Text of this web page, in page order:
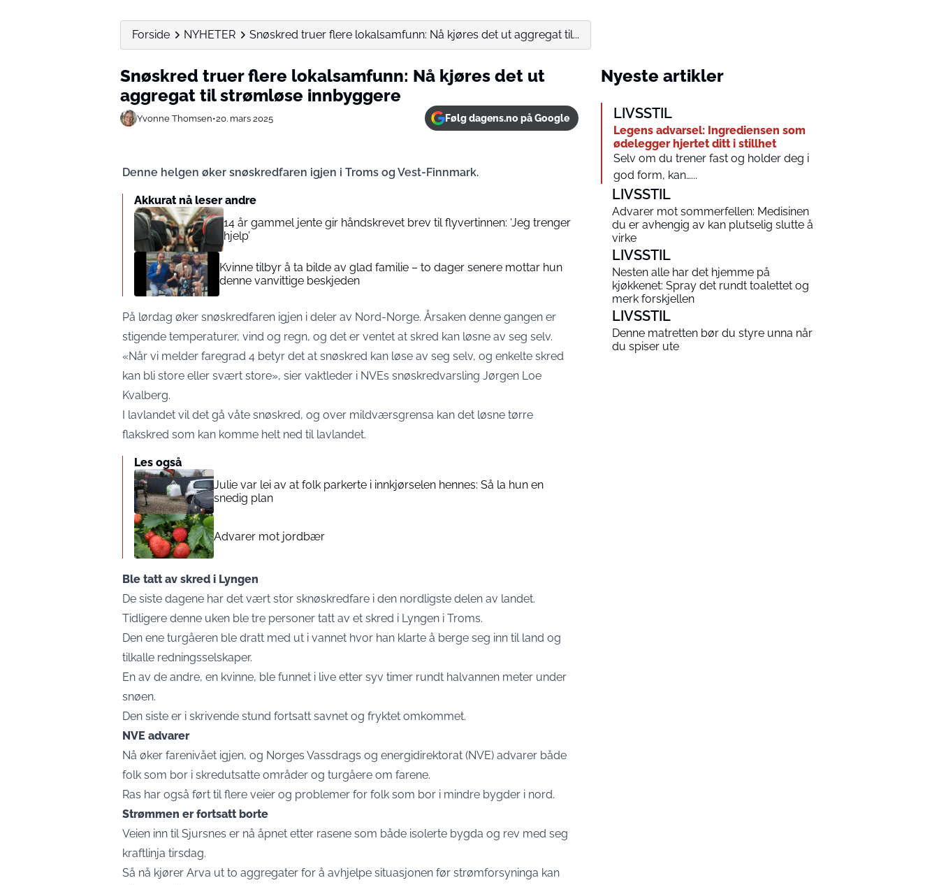
Forside NYHETER Snøskred truer flere lokalsamfunn: Nå kjøres det ut aggregat til...
Snøskred truer flere lokalsamfunn: Nå kjøres det ut
aggregat til strømløse innbyggere
Yvonne Thomsen•20. mars 2025 Følg dagens.no på Google
Denne helgen øker snøskredfaren igjen i Troms og Vest-Finnmark.
Akkurat nå leser andre
14 år gammel jente gir håndskrevet brev til flyvertinnen: ‘Jeg trenger
hjelp’
Kvinne tilbyr å ta bilde av glad familie – to dager senere mottar hun
denne vanvittige beskjeden
På lørdag øker snøskredfaren igjen i deler av Nord-Norge. Årsaken denne gangen er
stigende temperaturer, vind og regn, og det er ventet at skred kan løsne av seg selv.
«Når vi melder faregrad 4 betyr det at snøskred kan løse av seg selv, og enkelte skred
kan bli store eller svært store», sier vaktleder i NVEs snøskredvarsling Jørgen Loe
Kvalberg.
I lavlandet vil det gå våte snøskred, og over mildværsgrensa kan det løsne tørre
flakskred som kan komme helt ned til lavlandet.
Les også
Julie var lei av at folk parkerte i innkjørselen hennes: Så la hun en
snedig plan
Advarer mot jordbær
Ble tatt av skred i Lyngen
De siste dagene har det vært stor sknøskredfare i den nordligste delen av landet.
Tidligere denne uken ble tre personer tatt av et skred i Lyngen i Troms.
Den ene turgåeren ble dratt med ut i vannet hvor han klarte å berge seg inn til land og
tilkalle redningsselskaper.
En av de andre, en kvinne, ble funnet i live etter syv timer rundt halvannen meter under
snøen.
Den siste er i skrivende stund fortsatt savnet og fryktet omkommet.
NVE advarer
Nå øker farenivået igjen, og Norges Vassdrags og energidirektorat (NVE) advarer både
folk som bor i skredutsatte områder og turgåere om farene.
Ras har også ført til flere veier og problemer for folk som bor i mindre bygder i nord.
Strømmen er fortsatt borte
Veien inn til Sjursnes er nå åpnet etter rasene som både isolerte bygda og rev med seg
kraftlinja tirsdag.
Så nå kjører Arva ut to aggregater for å avhjelpe situasjonen før strømforsyninga kan
Nyeste artikler
LIVSSTIL
Legens advarsel: Ingrediensen som
ødelegger hjertet ditt i stillhet
Selv om du trener fast og holder deg i
god form, kan…...
LIVSSTIL
Advarer mot sommerfellen: Medisinen
du er avhengig av kan plutselig slutte å
virke
LIVSSTIL
Nesten alle har det hjemme på
kjøkkenet: Spray det rundt toalettet og
merk forskjellen
LIVSSTIL
Denne matretten bør du styre unna når
du spiser ute